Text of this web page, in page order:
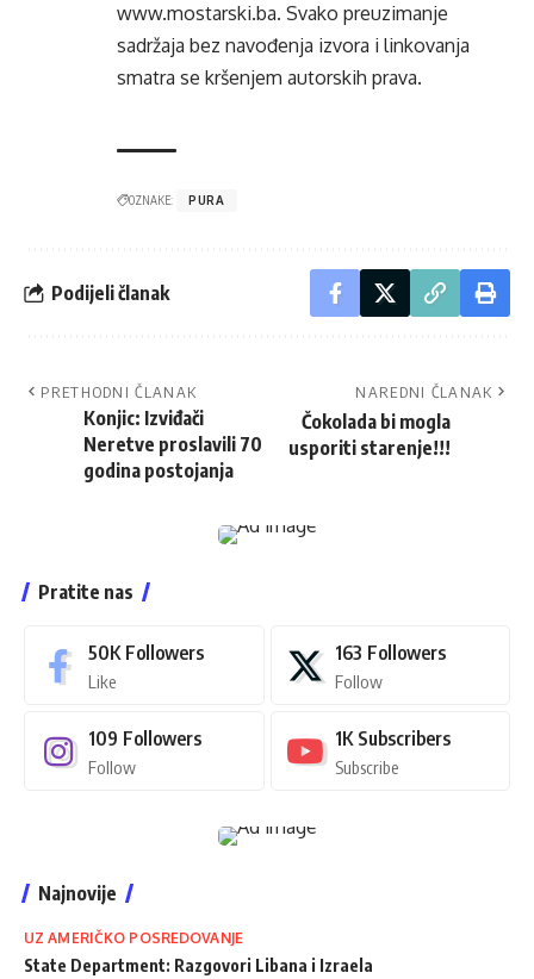
www.mostarski.ba. Svako preuzimanje
sadržaja bez navođenja izvora i linkovanja
smatra se kršenjem autorskih prava.
OZNAKE: PURA
Podijeli članak
PRETHODNI ČLANAK
Konjic: Izviđači
Neretve proslavili 70
godina postojanja
NAREDNI ČLANAK
Čokolada bi mogla
usporiti starenje!!!
Pratite nas
50K Followers
Like
163 Followers
Follow
109 Followers
Follow
1K Subscribers
Subscribe
Najnovije
UZ AMERIČKO POSREDOVANJE
State Department: Razgovori Libana i Izraela